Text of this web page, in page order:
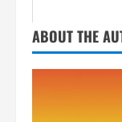
ABOUT THE